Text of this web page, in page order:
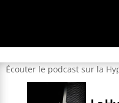
Écouter le podcast sur la